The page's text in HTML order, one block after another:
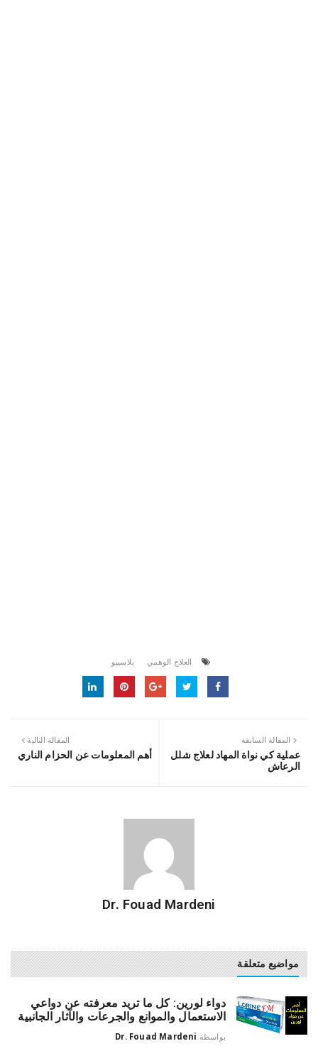
العلاج الوهمي بلاسيبو
المقالة السابقة
عملية كي نواة المهاد لعلاج شلل
الرعاش
المقالة التالية
أهم المعلومات عن الحزام الناري
Dr. Fouad Mardeni
مواضيع متعلقة
دواء لورين: كل ما تريد معرفته عن دواعي
الاستعمال والموانع والجرعات والآثار الجانبية
بواسطة Dr. Fouad Mardeni